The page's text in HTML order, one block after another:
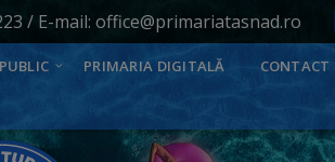
/ E-mail: office@primariatasnad.ro
PRIMARIA DIGITALĂ CONTACT